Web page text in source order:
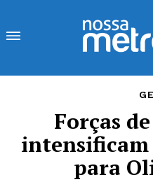
Forças
para